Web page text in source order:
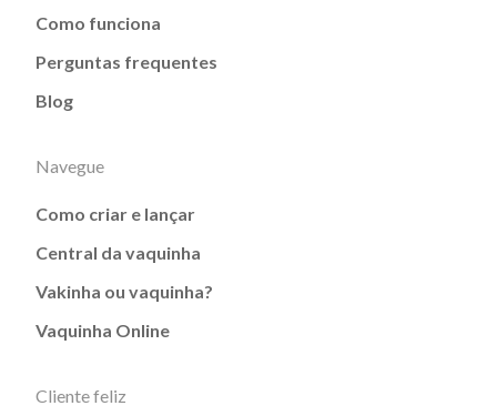
Como funciona
Perguntas frequentes
Blog
Navegue
Como criar e lançar
Central da vaquinha
Vakinha ou vaquinha?
Vaquinha Online
Cliente feliz